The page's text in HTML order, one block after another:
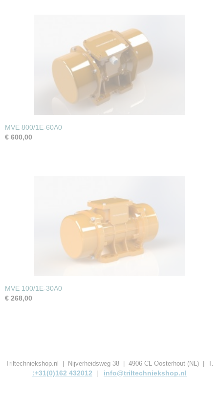
MVE 800/1E-60A0
€ 600,00
MVE 100/1E-30A0
€ 268,00
Triltechniekshop.nl | Nijverheidsweg 38 | 4906 CL Oosterhout (NL) | T.
:+31(0)162 432012 info@triltechniekshop.nl